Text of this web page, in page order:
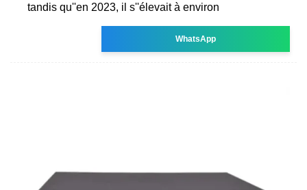
tandis qu''en 2023, il s''élevait à environ
WhatsApp